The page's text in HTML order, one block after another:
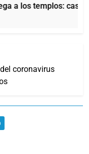
a los templos: casi
coronavirus